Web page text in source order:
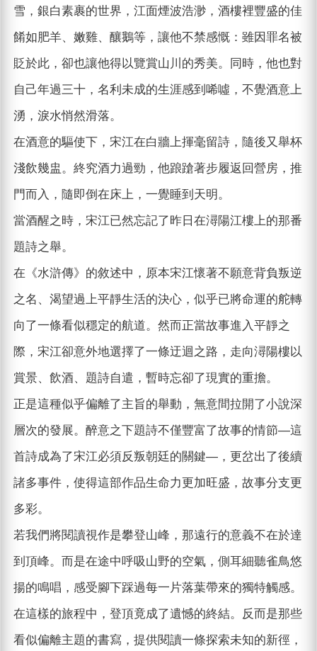
雪，銀白素裹的世界，江面煙波浩渺，酒樓裡豐盛的佳
餚如肥羊、嫩雞、釀鵝等，讓他不禁感慨：雖因罪名被
貶於此，卻也讓他得以覽賞山川的秀美。同時，他也對
自己年過三十，名利未成的生涯感到唏噓，不覺酒意上
湧，淚水悄然滑落。
在酒意的驅使下，宋江在白牆上揮毫留詩，隨後又舉杯
淺飲幾盅。終究酒力過勁，他踉蹌著步履返回營房，推
門而入，隨即倒在床上，一覺睡到天明。
當酒醒之時，宋江已然忘記了昨日在潯陽江樓上的那番
題詩之舉。
在《水滸傳》的敘述中，原本宋江懷著不願意背負叛逆
之名、渴望過上平靜生活的決心，似乎已將命運的舵轉
向了一條看似穩定的航道。然而正當故事進入平靜之
際，宋江卻意外地選擇了一條迂迴之路，走向潯陽樓以
賞景、飲酒、題詩自遣，暫時忘卻了現實的重擔。
正是這種似乎偏離了主旨的舉動，無意間拉開了小說深
層次的發展。醉意之下題詩不僅豐富了故事的情節—這
首詩成為了宋江必須反叛朝廷的關鍵—，更岔出了後續
諸多事件，使得這部作品生命力更加旺盛，故事分支更
多彩。
若我們將閱讀視作是攀登山峰，那遠行的意義不在於達
到頂峰。而是在途中呼吸山野的空氣，側耳細聽雀鳥悠
揚的鳴唱，感受腳下踩過每一片落葉帶來的獨特觸感。
在這樣的旅程中，登頂竟成了遺憾的終結。反而是那些
看似偏離主題的書寫，提供閱讀一條探索未知的新徑，